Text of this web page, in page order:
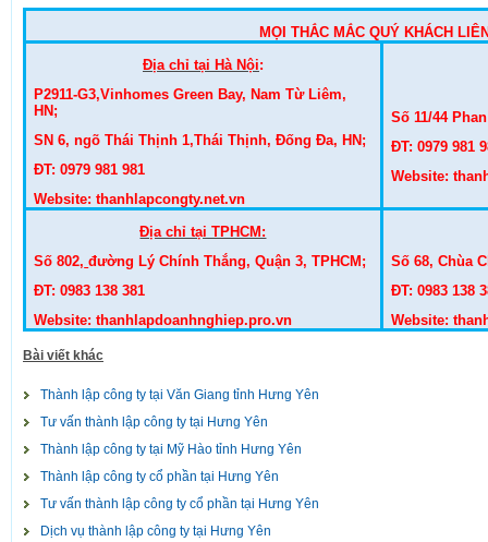
MỌI THẮC MẮC QUÝ KHÁCH
Địa chỉ tại Hà Nội:
P2911-G3,Vinhomes Green Bay, Nam Từ Liêm,
HN;
SN 6, ngõ Thái Thịnh 1,Thái Thịnh, Đống Đa, HN;
ĐT: 0979 981 981
Website:thanhlapcongty.net.vn
Số 11/44
ĐT: 0979 981
Website:
Địa chỉ tại TPHCM:
Số 802, đường Lý Chính Thắng, Quận 3, TPHCM;
ĐT: 0983 138 381
Website:thanhlapdoanhnghiep.pro.vn
Số 68, Chùa
ĐT: 0983 138
Website:
Bài viết khác
Thành lập công ty tại Văn Giang tỉnh Hưng Yên
Tư vấn thành lập công ty tại Hưng Yên
Thành lập công ty tại Mỹ Hào tỉnh Hưng Yên
Thành lập công ty cổ phần tại Hưng Yên
Tư vấn thành lập công ty cổ phần tại Hưng Yên
Dịch vụ thành lập công ty tại Hưng Yên